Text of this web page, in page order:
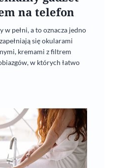
Polskę
na telefon
w pełni, a to oznacza jedno
się okularami
kremami z filtrem
w których łatwo